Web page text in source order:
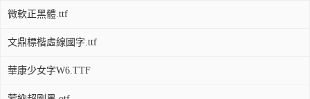
微軟正黑體.ttf
文鼎標楷虛線國字.ttf
華康少女字W6.TTF